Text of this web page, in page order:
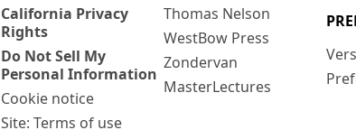
California Privacy
Rights
Do Not Sell My
Personal Information
Cookie notice
Site: Terms of use
Thomas Nelson
WestBow Press
Zondervan
MasterLectures